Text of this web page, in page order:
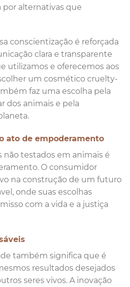
alternativas que
conscientização é reforçada
clara e transparente
utilizamos e oferecemos aos
um cosmético cruelty-
faz uma escolha pela
dos animais e pela
ato de empoderamento
não testados em animais é
O consumidor
na construção de um futuro
onde suas escolhas
com a vida e a justiça
também significa que é
resultados desejados
seres vivos. A inovação